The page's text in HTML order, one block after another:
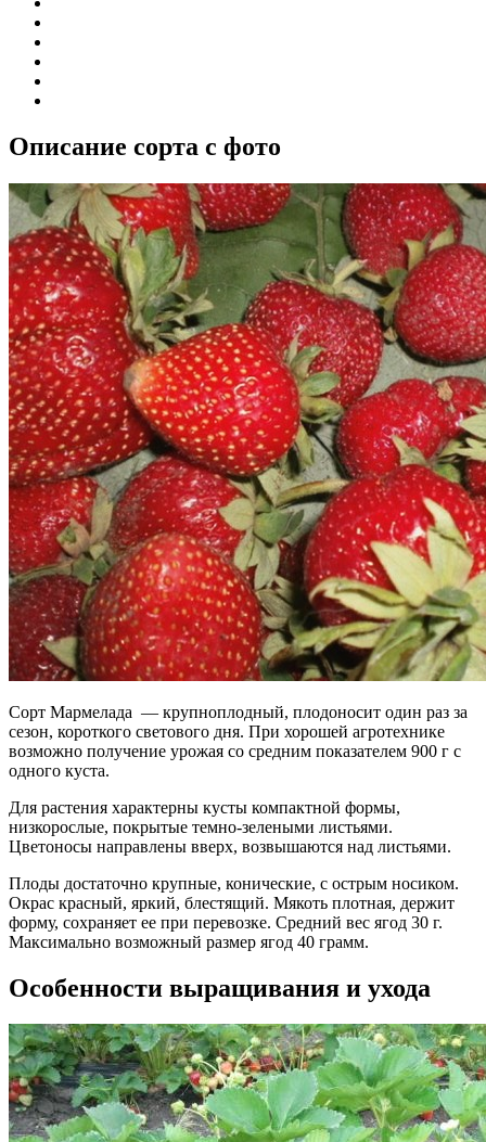
Описание сорта с фото
Сорт Мармелада — крупноплодный, плодоносит один раз за
сезон, короткого светового дня. При хорошей агротехнике
возможно получение урожая со средним показателем 900 г с
одного куста.
Для растения характерны кусты компактной формы,
низкорослые, покрытые темно-зелеными листьями.
Цветоносы направлены вверх, возвышаются над листьями.
Плоды достаточно крупные, конические, с острым носиком.
Окрас красный, яркий, блестящий. Мякоть плотная, держит
форму, сохраняет ее при перевозке. Средний вес ягод 30 г.
Максимально возможный размер ягод 40 грамм.
Особенности выращивания и ухода